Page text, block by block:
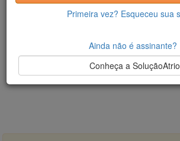
Primeira vez? Esqueceu sua
Ainda não é assinante?
Conheça a